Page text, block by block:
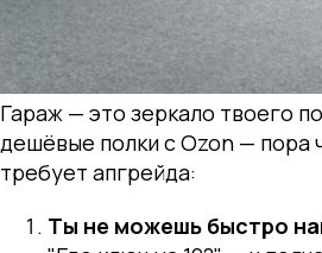
Гараж — это зеркало твоего
дешёвые полки с Ozon — пора
требует апгрейда:
Ты не можешь быстро